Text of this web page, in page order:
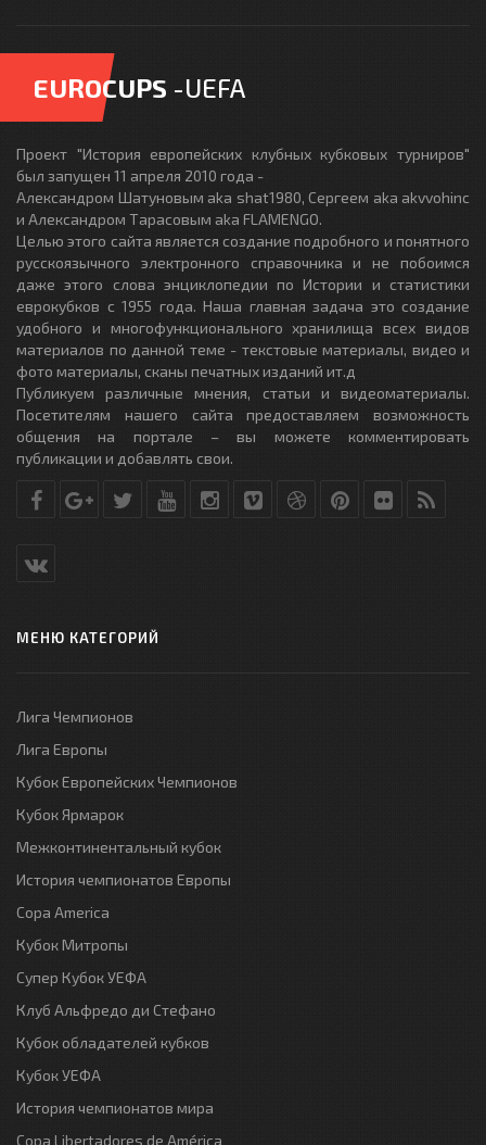
EUROCUPS -UEFA
Проект "История европейских клубных кубковых турниров"
был запущен 11 апреля 2010 года -
Александром Шатуновым aka shat1980, Сергеем aka akvvohinc
и Александром Тарасовым aka FLAMENGO.
Целью этого сайта является создание подробного и понятного
русскоязычного электронного справочника и не побоимся
даже этого слова энциклопедии по Истории и статистики
еврокубков с 1955 года. Наша главная задача это создание
удобного и многофункционального хранилища всех видов
материалов по данной теме - текстовые материалы, видео и
фото материалы, сканы печатных изданий ит.д
Публикуем различные мнения, статьи и видеоматериалы.
Посетителям нашего сайта предоставляем возможность
общения на портале – вы можете комментировать
публикации и добавлять свои.
МЕНЮ КАТЕГОРИЙ
Лига Чемпионов
Лига Европы
Кубок Европейских Чемпионов
Кубок Ярмарок
Межконтинентальный кубок
История чемпионатов Европы
Copa America
Кубок Митропы
Супер Кубок УЕФА
Клуб Альфредо ди Стефано
Кубок обладателей кубков
Кубок УЕФА
История чемпионатов мира
Copa Libertadores de América